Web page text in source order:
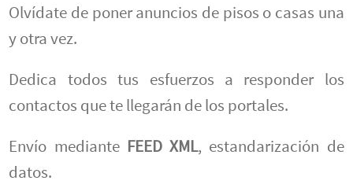
Olvídate de poner anuncios de pisos o casas una
y otra vez.
Dedica todos tus esfuerzos a responder los
contactos que te llegarán de los portales.
Envío mediante FEED XML, estandarización de
datos.